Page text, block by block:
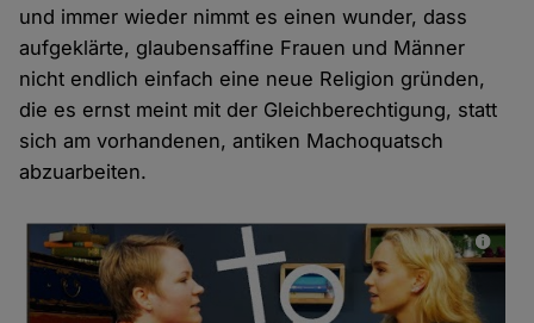
und immer wieder nimmt es einen wunder, dass
aufgeklärte, glaubensaffine Frauen und Männer
nicht endlich einfach eine neue Religion gründen,
die es ernst meint mit der Gleichberechtigung, statt
sich am vorhandenen, antiken Machoquatsch
abzuarbeiten.